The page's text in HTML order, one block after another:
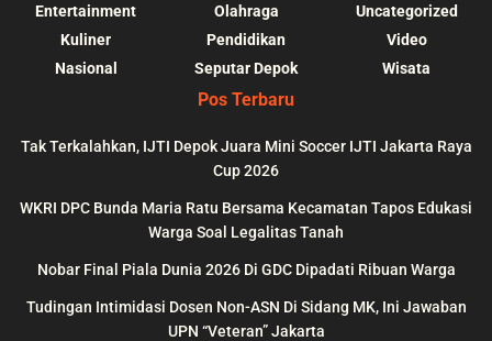
Entertainment
Kuliner
Nasional
Olahraga
Pendidikan
Seputar Depok
Uncategorized
Video
Wisata
Pos Terbaru
Tak Terkalahkan, IJTI Depok Juara Mini Soccer IJTI Jakarta Raya
Cup 2026
WKRI DPC Bunda Maria Ratu Bersama Kecamatan Tapos Edukasi
Warga Soal Legalitas Tanah
Nobar Final Piala Dunia 2026 Di GDC Dipadati Ribuan Warga
Tudingan Intimidasi Dosen Non-ASN Di Sidang MK, Ini Jawaban
UPN “Veteran” Jakarta
depokupdate.co/wp-
line
:
content/themes/
could be found in